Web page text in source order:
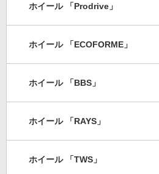
ホイール 「Prodrive」
ホイール 「ECOFORME」
ホイール 「BBS」
ホイール 「RAYS」
ホイール 「TWS」